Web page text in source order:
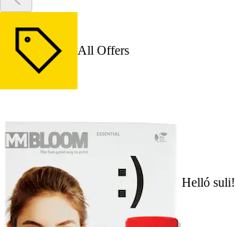
All Offers
Helló suli!